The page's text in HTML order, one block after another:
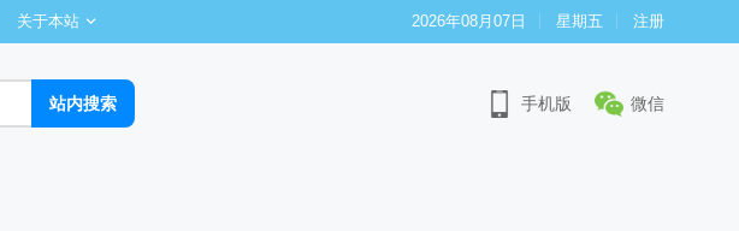
关于本站 2026年08月07日 星期五 注册
手机版 微信